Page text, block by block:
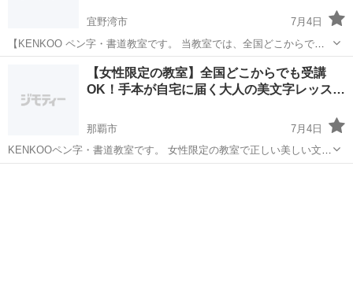
宜野湾市
7月4日
【KENKOO ペン字・書道教室です。 当教室では、全国どこからでも
ご参加いただけるオンラインクラスを開講しております。「文字にコ
ンプレックスがあるけれど、自分のペースで綺麗にしていきたい」
「朝の静かな時間を活かして、...
宜野湾市 ペン字 KEN
【女性限定の教室】全国どこからでも受講
OK！手本が自宅に届く大人の美文字レッス…
那覇市
7月4日
KENKOOペン字・書道教室です。 女性限定の教室で正しい美しい文字
の書き方を学んでみませんか？ 顕光ペン字・書道教室では、現在10代